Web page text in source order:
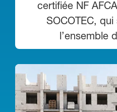
certifiée NF
SOCOTEC,
l’ensemble